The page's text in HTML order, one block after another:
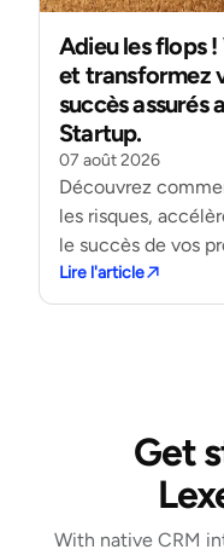
Adieu les flops
et transformez
succès assurés
Startup.
07 août 2026
Découvrez
les risques,
le succès de vos
Lire l'article
Get
With native CRM